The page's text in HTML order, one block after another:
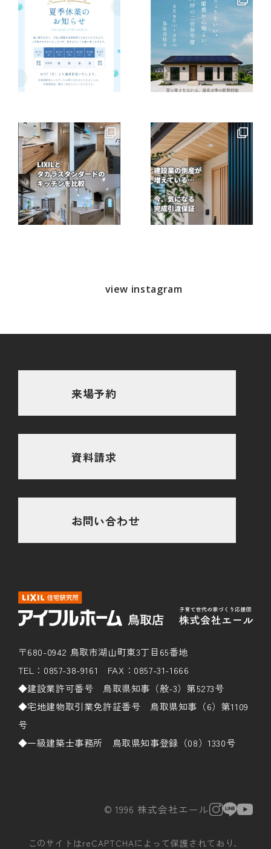
view instagram
来場予約
資料請求
お問い合わせ
〒680-0942 鳥取市湖山町東3丁目65番地
TEL：0857-38-9161 FAX：0857-31-1666
◆建設業許可番号 鳥取県知事（般-3）第5273号
◆宅地建物取引業免許証番号 鳥取県知事（6）第1109
号
◆一級建築士事務所 鳥取県知事登録（08）1330号
© 1996 株式会社エール
このサイトはreCAPTCHAによって保護されており、